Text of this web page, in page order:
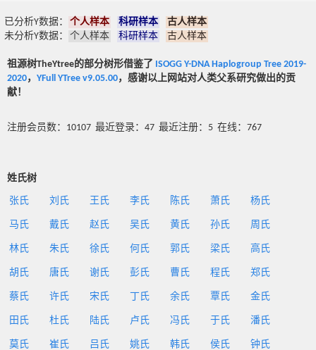
已分析Y数据： 个人样本 科研样本
古人样本
未分析Y数据：
个人样本 科研样本 古人样本
祖源树TheYtree的部分树形借鉴了 ISOGG Y-DNA Haplogroup Tree 2019-
2020， YFull YTree v9.05.00，感谢以上网站对人类父系研究做出的贡
献！
注册会员数：10107 最近登录：47 最近注册：5 在线：767
姓氏树
张氏 刘氏 王氏 李氏 陈氏 萧氏 杨氏
马氏 戴氏 赵氏 吴氏 黄氏 孙氏 周氏
林氏 朱氏 徐氏 何氏 郭氏 梁氏 高氏
胡氏 唐氏 谢氏 彭氏 曹氏 程氏 郑氏
蔡氏 许氏 宋氏 丁氏 余氏 覃氏 金氏
田氏 杜氏 陆氏 卢氏 冯氏 于氏 潘氏
莫氏 崔氏 吕氏 姚氏 韩氏 侯氏 钟氏